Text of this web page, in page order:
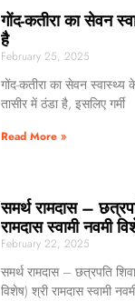
गोंद-कतीरा का सेवन
है
February 25, 2025
गोंद-कतीरा का सेवन स्वास्थ्य
तासीर में ठंडा है, इसलिए गर्मी
Read More »
समर्थ रामदास –
रामदास स्वामी नवमी
February 22, 2025
समर्थ रामदास – छत्रपति
विशेष) श्री रामदास स्वामी